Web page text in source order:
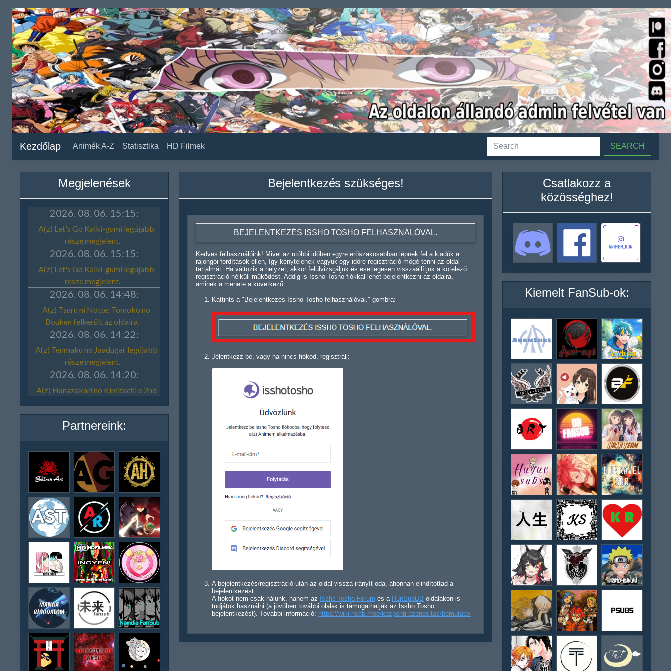
Kezdőlap Animék A-Z Statisztika HD Filmek SEARCH
Megjelenések
Partnereink:
Bejelentkezés szükséges!
BEJELENTKEZÉS ISSHO TOSHO FELHASZNÁLÓVAL.
Kedves felhasználóink! Mivel az utóbbi időben egyre erőszakosabban lépnek fel a kiadók a
rajongói fordítások ellen, így kénytelenek vagyuk egy időre regisztráció mögé tenni az oldal
tartalmát. Ha változik a helyzet, akkor felülvizsgáljuk és esetlegesen visszaállítjuk a kötelező
regisztráció nélküli működést. Addig is Issho Tosho fiókkal lehet bejelentkezni az oldalra,
aminek a menete a következő:
Kattints a "Bejelentkezés Issho Tosho felhasználóval." gombra:
Jelentkezz be, vagy ha nincs fiókod, regisztrálj:
A bejelentkezés/regisztráció után az oldal vissza irányít oda, ahonnan elindítottad a
bejelentkezést.
A fiókot nem csak nálunk, hanem az Issho Tosho Fórum és a HunSubDB oldalakon is
tudjátok használni (a jövőben további olalak is támogathatják az Issho Tosho
bejelentkezést). További információ: https://wiki.hsdb.moe/kozponti-azonositas/bemutato/
Csatlakozz a
közösséghez!
Kiemelt FanSub-ok: